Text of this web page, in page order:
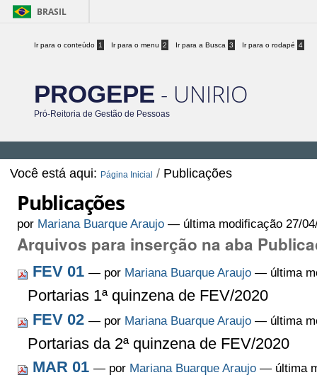
BRASIL
Ir para o conteúdo 1 Ir para o menu 2 Ir para a Busca 3 Ir para o rodapé 4
PROGEPE - UNIRIO
Pró-Reitoria de Gestão de Pessoas
Você está aqui: Página Inicial / Publicações
Publicações
por Mariana Buarque Araujo — última modificação 27/
Arquivos para inserção na aba
FEV 01 — por Mariana Buarque Araujo — última
Portarias 1ª quinzena de FEV/2020
FEV 02 — por Mariana Buarque Araujo — última
Portarias da 2ª quinzena de FEV/2020
MAR 01 — por Mariana Buarque Araujo — última